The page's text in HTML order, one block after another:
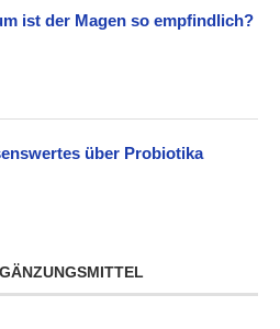
ist der Magen so empfindlich?
über Probiotika